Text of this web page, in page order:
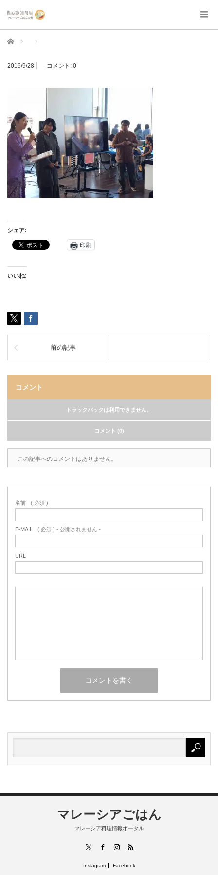
ホーム
2016/9/28 コメント: 0
シェア:
印刷
いいね:
前の記事
コメント
トラックバックは利用できません。
コメント (0)
この記事へのコメントはありません。
名前 ( 必須 )
E-MAIL ( 必須 ) - 公開されません -
URL
マレーシアごはん
マレーシア料理情報ポータル
FacebookInstagram
RSS
Instagram Facebook